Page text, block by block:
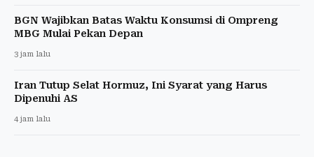
BGN Wajibkan Batas Waktu Konsumsi di Ompreng
MBG Mulai Pekan Depan
3 jam lalu
Iran Tutup Selat Hormuz, Ini Syarat yang Harus
Dipenuhi AS
4 jam lalu